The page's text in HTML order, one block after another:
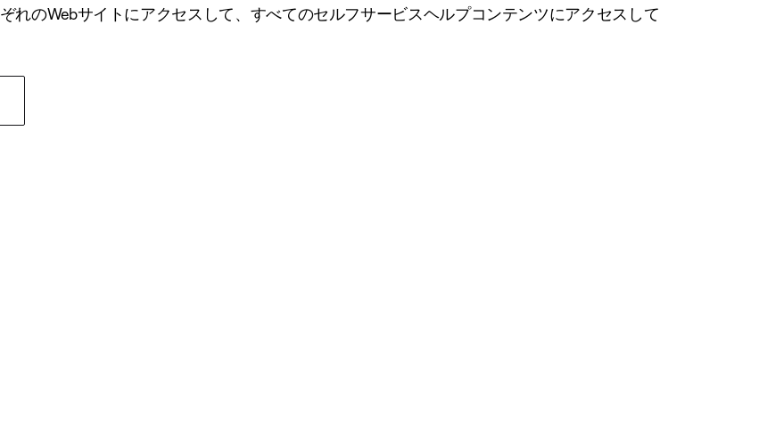
れのWebサイトにアクセスして、すべてのセルフサービスヘルプコンテンツにアクセスして